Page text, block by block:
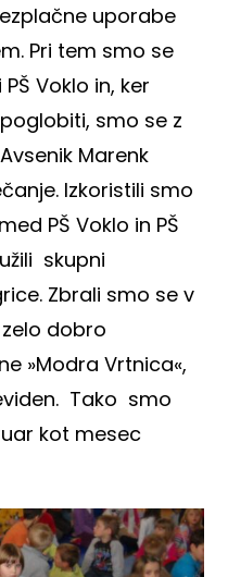
uporabe
Pri tem smo se
PŠ Voklo in, ker
smo se z
Marenk
Izkoristili smo
PŠ Voklo in PŠ
skupni
Zbrali smo se v
dobro
»Modra Vrtnica«,
. Tako smo
kot mesec